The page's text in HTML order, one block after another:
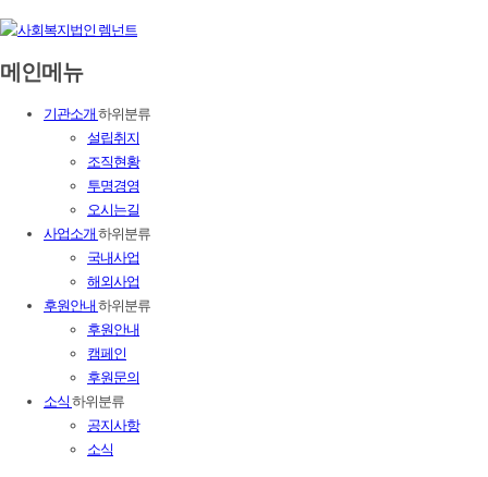
메인메뉴
기관소개 하위분류
설립취지
조직현황
투명경영
오시는길
사업소개 하위분류
국내사업
해외사업
후원안내 하위분류
후원안내
캠페인
후원문의
소식 하위분류
공지사항
소식